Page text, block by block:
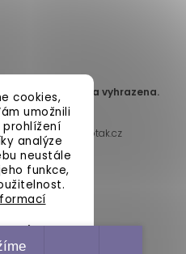
cookies,
umožnili
analýze
neustále
funkce,
. Všechna práva vyhrazena.
cookies
a nakódoval
Shoptak.cz